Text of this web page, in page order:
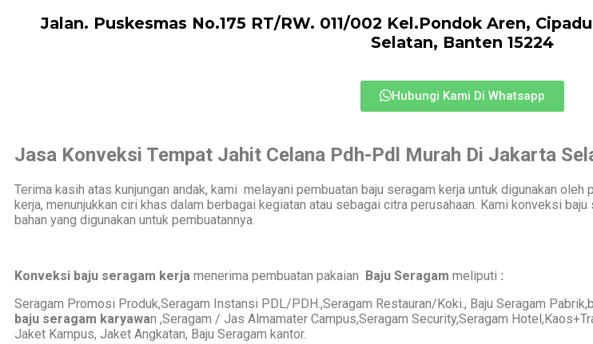
Jalan. Puskesmas No.175 RT/RW. 011/002 Kel.Pondok Aren,
Selatan, Banten 15224
Hubungi Kami Di Whatsapp
Jasa Konveksi Tempat Jahit Celana Pdh-Pdl Murah Di Jakarta
Terima kasih atas kunjungan andak, kami melayani pembuatan baju seragam kerja untuk digunakan
kerja, menunjukkan ciri khas dalam berbagai kegiatan atau sebagai citra perusahaan. Kami konveksi
bahan yang digunakan untuk pembuatannya.
Konveksi baju seragam kerja menerima pembuatan pakaian Baju Seragam meliputi :
Seragam Promosi Produk,Seragam Instansi PDL/PDH.,Seragam Restauran/Koki., Baju Seragam
baju seragam karyawan ,Seragam / Jas Almamater Campus,Seragam Security,Seragam
Jaket Kampus, Jaket Angkatan, Baju Seragam kantor.